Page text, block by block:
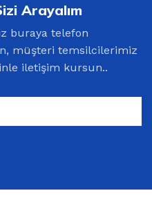
Arayalım
buraya telefon
müşteri temsilcilerimiz
iletişim kursun..